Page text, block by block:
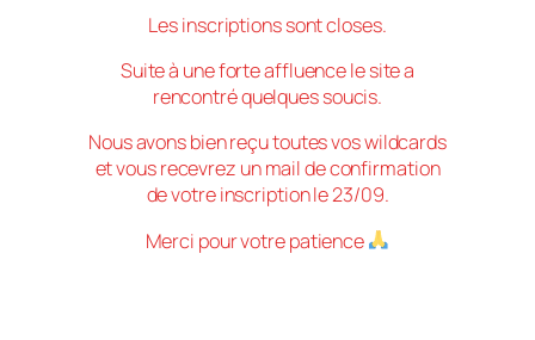
Les inscriptions sont closes.
Suite à une forte affluence le site a
rencontré quelques soucis.
Nous avons bien reçu toutes vos wildcards
et vous recevrez un mail de confirmation
de votre inscription le 23/09.
Merci pour votre patience